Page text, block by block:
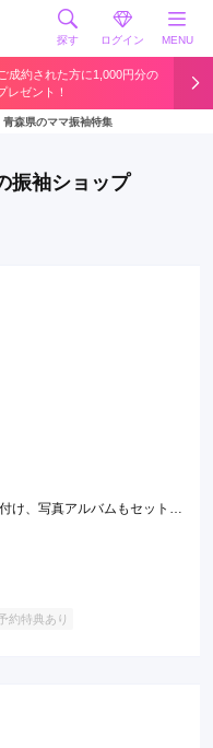
探す ログイン MENU
成約された方に1,000円分の
レゼント！
青森県のママ振袖特集
振袖ショップ
け、写真アルバムもセットに
約特典あり